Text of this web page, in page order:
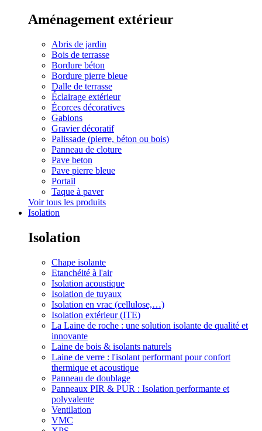
Aménagement extérieur
Abris de jardin
Bois de terrasse
Bordure béton
Bordure pierre bleue
Dalle de terrasse
Éclairage extérieur
Écorces décoratives
Gabions
Gravier décoratif
Palissade (pierre, béton ou bois)
Panneau de cloture
Pave beton
Pave pierre bleue
Portail
Taque à paver
Voir tous les produits
Isolation
Isolation
Chape isolante
Etanchéité à l'air
Isolation acoustique
Isolation de tuyaux
Isolation en vrac (cellulose,…)
Isolation extérieur (ITE)
La Laine de roche : une solution isolante de qualité et
innovante
Laine de bois & isolants naturels
Laine de verre : l'isolant performant pour confort
thermique et acoustique
Panneau de doublage
Panneaux PIR & PUR : Isolation performante et
polyvalente
Ventilation
VMC